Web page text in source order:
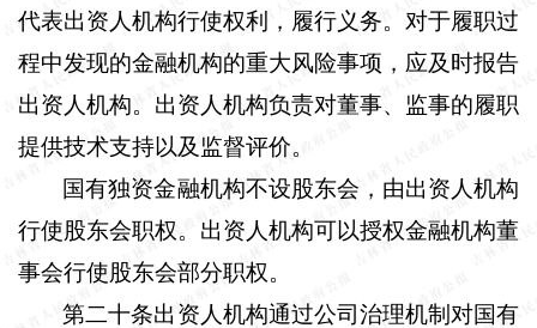
代表出资人机构行使权利，履行义务。对于履职过
程中发现的金融机构的重大风险事项，应及时报告
出资人机构。出资人机构负责对董事、监事的履职
提供技术支持以及监督评价。
国有独资金融机构不设股东会，由出资人机构
行使股东会职权。出资人机构可以授权金融机构董
事会行使股东会部分职权。
第二十条出 资人机构通过公司治理机制对国有